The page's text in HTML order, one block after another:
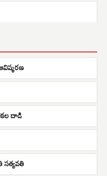
దాడి
సత్యవతి